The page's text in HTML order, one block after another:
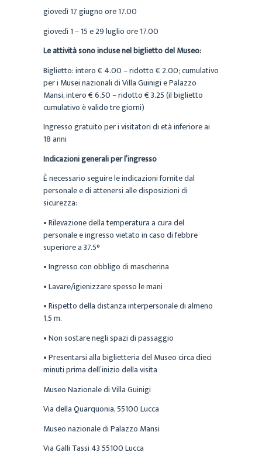
giovedì 17 giugno ore 17.00
giovedì 1 – 15 e 29 luglio ore 17.00
Le attività sono incluse nel biglietto del Museo:
Biglietto: intero € 4.00 – ridotto € 2.00; cumulativo
per i Musei nazionali di Villa Guinigi e Palazzo
Mansi, intero € 6.50 – ridotto € 3.25 (il biglietto
cumulativo è valido tre giorni)
Ingresso gratuito per i visitatori di età inferiore ai
18 anni
Indicazioni generali per l’ingresso
È necessario seguire le indicazioni fornite dal
personale e di attenersi alle disposizioni di
sicurezza:
• Rilevazione della temperatura a cura del
personale e ingresso vietato in caso di febbre
superiore a 37.5°
• Ingresso con obbligo di mascherina
• Lavare/igienizzare spesso le mani
• Rispetto della distanza interpersonale di almeno
1,5 m.
• Non sostare negli spazi di passaggio
• Presentarsi alla biglietteria del Museo circa dieci
minuti prima dell’inizio della visita
Museo Nazionale di Villa Guinigi
Via della Quarquonia, 55100 Lucca
Museo nazionale di Palazzo Mansi
Via Galli Tassi 43 55100 Lucca